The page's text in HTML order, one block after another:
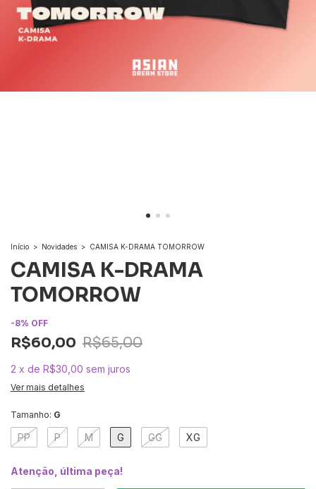
Início > Novidades > CAMISA K-DRAMA TOMORROW
CAMISA K-DRAMA
TOMORROW
-8% OFF
R$60,00 R$65,00
2 x de R$30,00 sem juros
Ver mais detalhes
Tamanho: G
PP P M G GG XG
Atenção, última peça!